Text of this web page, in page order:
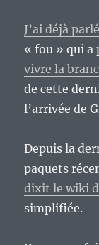
J’ai déjà
« fou » qui
vivre la
de cette
l’arrivée de
Depuis la
paquets
dixit le wiki
simplifiée.